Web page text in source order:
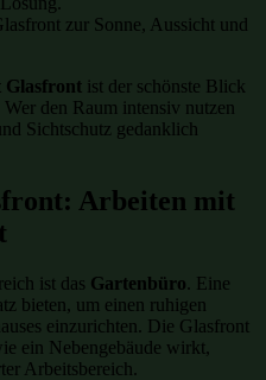
zur Sonne, Aussicht und
Glasfront ist der schönste Blick
den Raum intensiv nutzen
Sichtschutz gedanklich
Arbeiten mit
ist das Gartenbüro. Eine
bieten, um einen ruhigen
einzurichten. Die Glasfront
ein Nebengebäude wirkt,
Arbeitsbereich.